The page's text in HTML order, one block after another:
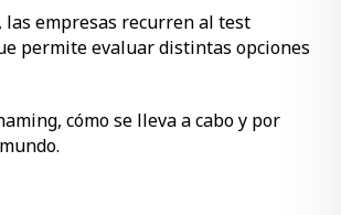
las empresas recurren al test
permite evaluar distintas opciones
cómo se lleva a cabo y por